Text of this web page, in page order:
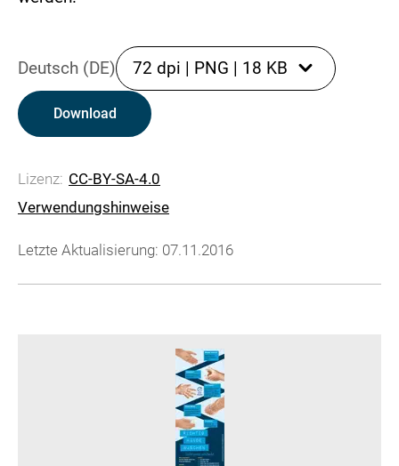
Deutsch (DE) 72 dpi | PNG | 18 KB
Download
Lizenz: CC-BY-SA-4.0
Verwendungshinweise
Letzte Aktualisierung: 07.11.2016